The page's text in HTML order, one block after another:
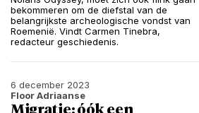
bekommeren om de diefstal van de
belangrijkste archeologische vondst van
Roemenië. Vindt Carmen Tinebra,
redacteur geschiedenis.
6 december 2023
Floor Adriaanse
Migratie: óók een